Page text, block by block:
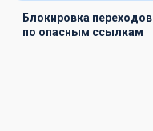
Блокировка переходов
по опасным ссылкам